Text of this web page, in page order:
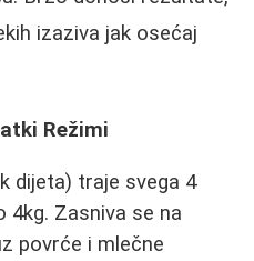
izaziva jak osećaj
Režimi
dijeta) traje svega 4
4kg. Zasniva se na
povrće i mlečne